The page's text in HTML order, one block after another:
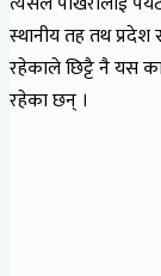
स्थानीय तह तथ
रहेकाले छिट्टै नै यस
रहेका छन् ।